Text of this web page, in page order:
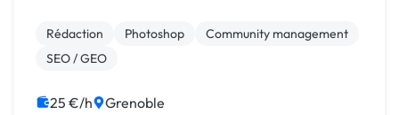
aider à gagner du temps en mettant ma pl...
Rédaction Photoshop
Community management
SEO / GEO
25 €/h Grenoble